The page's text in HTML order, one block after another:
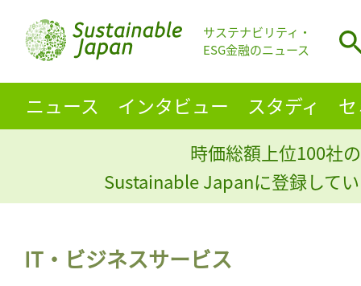
サステナビリティ・
ESG金融のニュース
ニュース インタビュー スタディ
時価総額上位100社
Sustainable Japanに登録して
IT・ビジネスサービス